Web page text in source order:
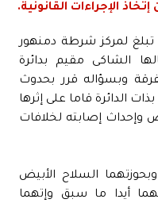
الإجراءات القانونية.
أنه بتاريخ 13 الجارى تبلغ لمركز شرطة دمنهور
الشاكى مقيم بدائرة
وبسؤاله قرر بحدوث
الدائرة قاما على إثرها
وإحداث إصابته لخلافات
السلاح الأبيض
أيدا ما سبق وإتهما